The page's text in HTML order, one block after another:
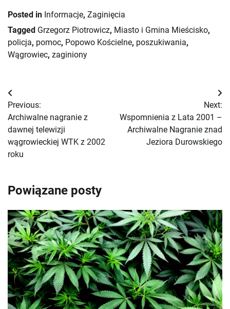
Posted in Informacje, Zaginięcia
Tagged Grzegorz Piotrowicz, Miasto i Gmina Mieścisko,
policja, pomoc, Popowo Kościelne, poszukiwania,
Wągrowiec, zaginiony
Nawigacja
wpisu
Previous:
Archiwalne nagranie z
dawnej telewizji
wągrowieckiej WTK z 2002
roku
Next:
Wspomnienia z Lata 2001 –
Archiwalne Nagranie znad
Jeziora Durowskiego
Powiązane posty